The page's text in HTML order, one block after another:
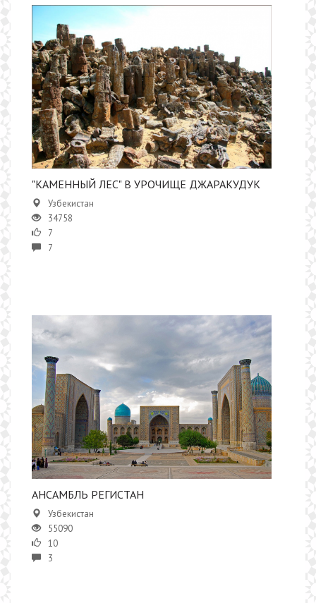
"КАМЕННЫЙ ЛЕС" В УРОЧИЩЕ ДЖАРАКУДУК
Узбекистан
34758
7
7
АНСАМБЛЬ РЕГИСТАН
Узбекистан
55090
10
3